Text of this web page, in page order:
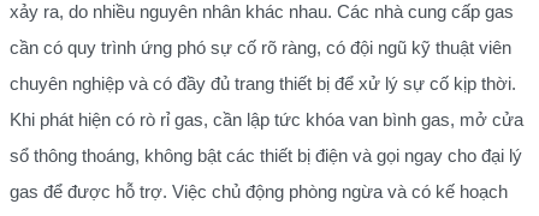
xảy ra, do nhiều nguyên nhân khác nhau. Các nhà cung cấp gas
cần có quy trình ứng phó sự cố rõ ràng, có đội ngũ kỹ thuật viên
chuyên nghiệp và có đầy đủ trang thiết bị để xử lý sự cố kịp thời.
Khi phát hiện có rò rỉ gas, cần lập tức khóa van bình gas, mở cửa
sổ thông thoáng, không bật các thiết bị điện và gọi ngay cho đại lý
gas để được hỗ trợ. Việc chủ động phòng ngừa và có kế hoạch